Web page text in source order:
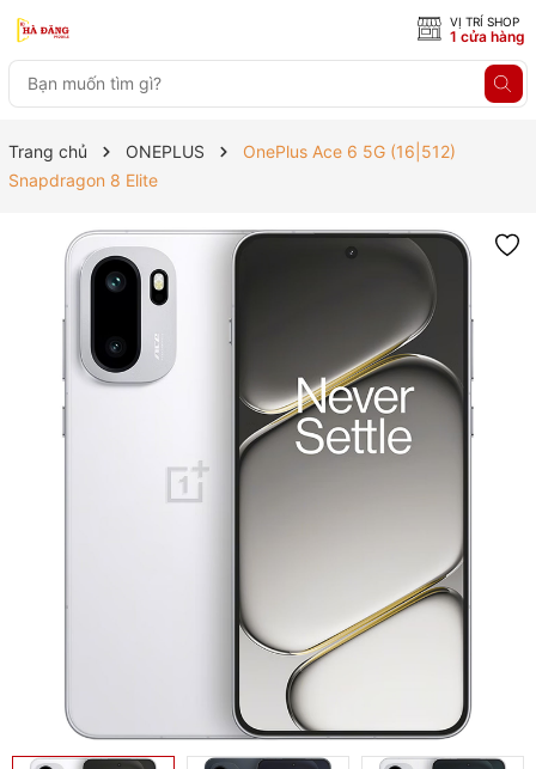
VỊ TRÍ SHOP
1 cửa hàng
Trang chủ ONEPLUS
OnePlus Ace 6 5G (16|512)
Snapdragon 8 Elite